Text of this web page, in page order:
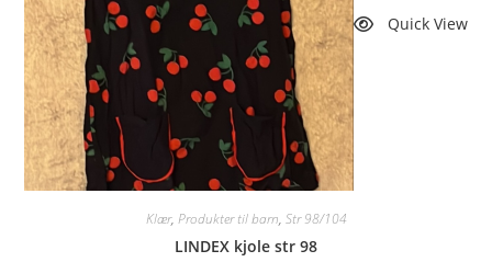
Quick View
Klær, Produkter til barn, Str 98/104
LINDEX kjole str 98